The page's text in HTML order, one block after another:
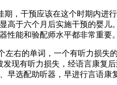
，干预应该在这个时期内
于六个月后实施干预的婴
能和验配师水平都非常重要
右的单词，一个有听力损
现有听力损失，经语言康
早选配助听器，早进行言语康